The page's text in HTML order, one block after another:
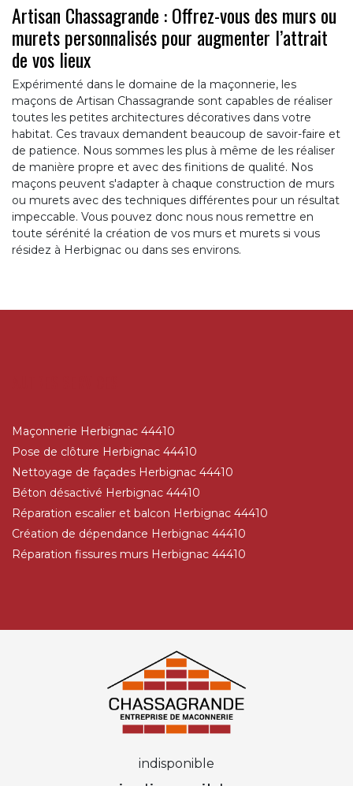
Artisan Chassagrande : Offrez-vous des murs ou
murets personnalisés pour augmenter l’attrait
de vos lieux
Expérimenté dans le domaine de la maçonnerie, les
maçons de Artisan Chassagrande sont capables de réaliser
toutes les petites architectures décoratives dans votre
habitat. Ces travaux demandent beaucoup de savoir-faire et
de patience. Nous sommes les plus à même de les réaliser
de manière propre et avec des finitions de qualité. Nos
maçons peuvent s'adapter à chaque construction de murs
ou murets avec des techniques différentes pour un résultat
impeccable. Vous pouvez donc nous nous remettre en
toute sérénité la création de vos murs et murets si vous
résidez à Herbignac ou dans ses environs.
Maçonnerie Herbignac 44410
Pose de clôture Herbignac 44410
Nettoyage de façades Herbignac 44410
Béton désactivé Herbignac 44410
Réparation escalier et balcon Herbignac 44410
Création de dépendance Herbignac 44410
Réparation fissures murs Herbignac 44410
indisponible